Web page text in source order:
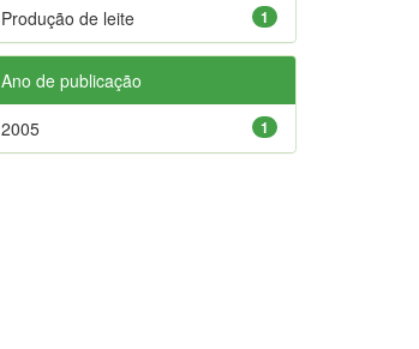
1
Produção de leite
Ano de publicação
1
2005